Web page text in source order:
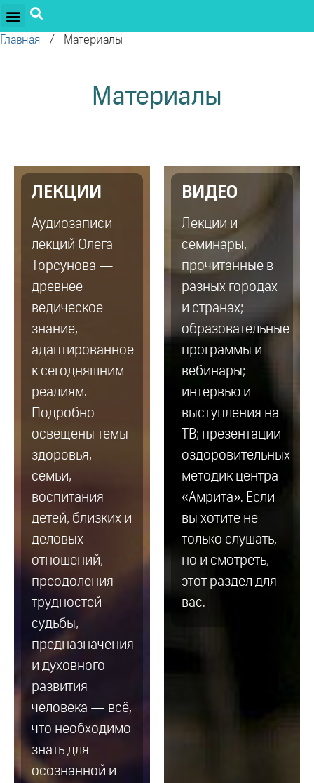
Главная / Материалы
Материалы
ЛЕКЦИИ
Аудиозаписи
лекций Олега
Торсунова —
древнее
ведическое
знание,
адаптированное
к сегодняшним
реалиям.
Подробно
освещены темы
здоровья,
семьи,
воспитания
детей, близких и
деловых
отношений,
преодоления
трудностей
судьбы,
предназначения
и духовного
развития
человека — всё,
что необходимо
знать для
осознанной и
ВИДЕО
Лекции и
семинары,
прочитанные в
разных городах
и странах;
образовательные
программы и
вебинары;
интервью и
выступления на
ТВ; презентации
оздоровительных
методик центра
«Амрита». Если
вы хотите не
только слушать,
но и смотреть,
этот раздел для
вас.